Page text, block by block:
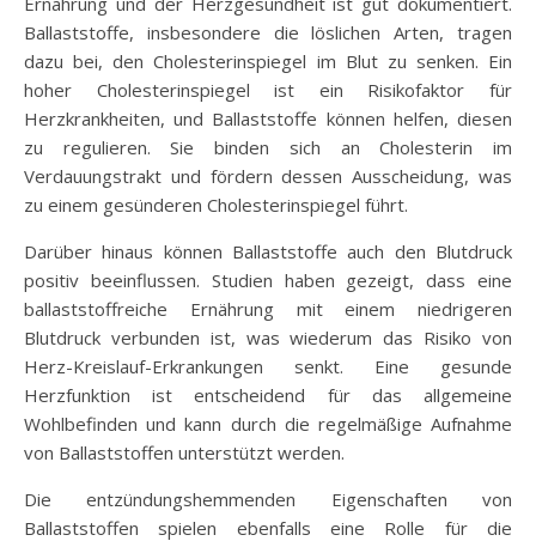
Ballaststoffe, insbesondere die löslichen Arten, tragen
dazu bei, den Cholesterinspiegel im Blut zu senken. Ein
hoher Cholesterinspiegel ist ein Risikofaktor für
Herzkrankheiten, und Ballaststoffe können helfen, diesen
zu regulieren. Sie binden sich an Cholesterin im
Verdauungstrakt und fördern dessen Ausscheidung, was
zu einem gesünderen Cholesterinspiegel führt.
Darüber hinaus können Ballaststoffe auch den Blutdruck
positiv beeinflussen. Studien haben gezeigt, dass eine
ballaststoffreiche Ernährung mit einem niedrigeren
Blutdruck verbunden ist, was wiederum das Risiko von
Herz-Kreislauf-Erkrankungen senkt. Eine gesunde
Herzfunktion ist entscheidend für das allgemeine
Wohlbefinden und kann durch die regelmäßige Aufnahme
von Ballaststoffen unterstützt werden.
Die entzündungshemmenden Eigenschaften von
Ballaststoffen spielen ebenfalls eine Rolle für die